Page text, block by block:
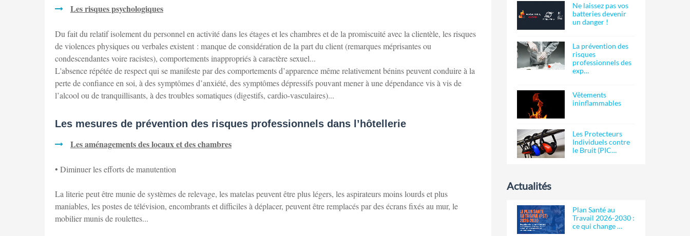
Les risques psychologiques
Du fait du relatif isolement du personnel en activité dans les étages et les chambres et de la promiscuité avec la clientèle, les risques
de violences physiques ou verbales existent : manque de considération de la part du client (remarques méprisantes ou
condescendantes voire racistes), comportements inappropriés à caractère sexuel...
L'absence répétée de respect qui se manifeste par des comportements d’apparence même relativement bénins peuvent conduire à la
perte de confiance en soi, à des symptômes d’anxiété, des symptômes dépressifs pouvant mener à une dépendance vis à vis de
l’alcool ou de tranquillisants, à des troubles somatiques (digestifs, cardio-vasculaires)...
Les mesures de prévention des risques professionnels dans l’hôtellerie
Les aménagements des locaux et des chambres
• Diminuer les efforts de manutention
La literie peut être munie de systèmes de relevage, les matelas peuvent être plus légers, les aspirateurs moins lourds et plus
maniables, les postes de télévision, encombrants et difficiles à déplacer, peuvent être remplacés par des écrans fixés au mur, le
mobilier munis de roulettes...
Ne laissez pas vos
batteries devenir
un danger !
La prévention des
risques
professionnels des
exp…
Vêtements
ininflammables
Les Protecteurs
Individuels contre
le Bruit (PIC…
Actualités
Plan Santé au
Travail 2026-2030 :
ce qui change …